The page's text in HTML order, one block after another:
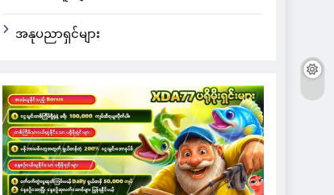
အနုပညာရှင်များ